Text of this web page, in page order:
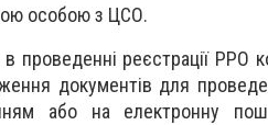
особою з ЦСО.
проведенні реєстрації РРО
документів для
або на електронну